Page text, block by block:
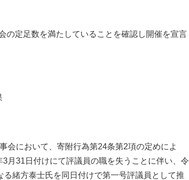
の定足数を満たしていることを確認し開催を宣言
会において、寄附行為第24条第2項の定めによ
月31日付けにて評議員の職を失うことに伴い、令
緒方泰士氏を同日付けで第一号評議員として推